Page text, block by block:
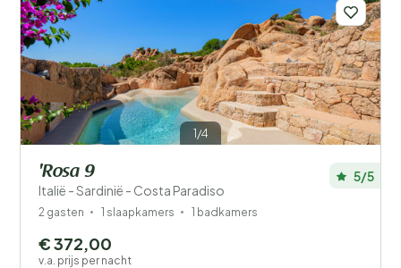
1/4
'Rosa 9
Italië - Sardinië - Costa Paradiso
5/5
2 gasten 1 slaapkamers 1 badkamers
€ 372,00
v.a. prijs per nacht